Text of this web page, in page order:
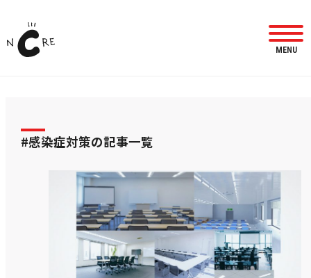
MENU
#感染症対策の記事一覧